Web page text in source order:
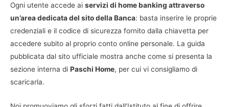
Ogni utente accede ai servizi di home banking attraverso
un’area dedicata del sito della Banca: basta inserire le proprie
credenziali e il codice di sicurezza fornito dalla chiavetta per
accedere subito al proprio conto online personale. La guida
pubblicata dal sito ufficiale mostra anche come si presenta la
sezione interna di Paschi Home, per cui vi consigliamo di
scaricarla.